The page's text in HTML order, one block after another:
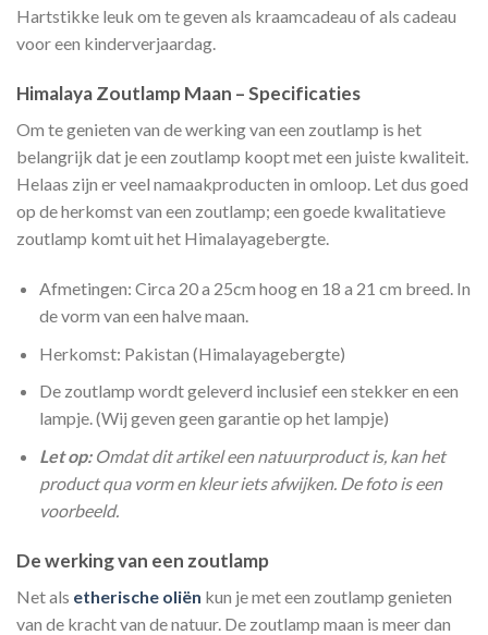
Hartstikke leuk om te geven als kraamcadeau of als cadeau
voor een kinderverjaardag.
Himalaya Zoutlamp Maan – Specificaties
Om te genieten van de werking van een zoutlamp is het
belangrijk dat je een zoutlamp koopt met een juiste kwaliteit.
Helaas zijn er veel namaakproducten in omloop. Let dus goed
op de herkomst van een zoutlamp; een goede kwalitatieve
zoutlamp komt uit het Himalayagebergte.
Afmetingen: Circa 20 a 25cm hoog en 18 a 21 cm breed. In
de vorm van een halve maan.
Herkomst: Pakistan (Himalayagebergte)
De zoutlamp wordt geleverd inclusief een stekker en een
lampje. (Wij geven geen garantie op het lampje)
Let op: Omdat dit artikel een natuurproduct is, kan het
product qua vorm en kleur iets afwijken. De foto is een
voorbeeld.
De werking van een zoutlamp
Net als etherische oliën kun je met een zoutlamp genieten
van de kracht van de natuur. De zoutlamp maan is meer dan